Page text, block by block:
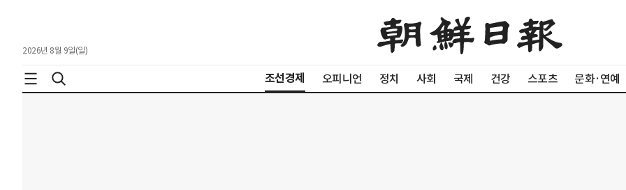
2026년 8월 9일(일)
조선경제 오피니언 정치 사회 국제 건강 스포츠 문화·연예